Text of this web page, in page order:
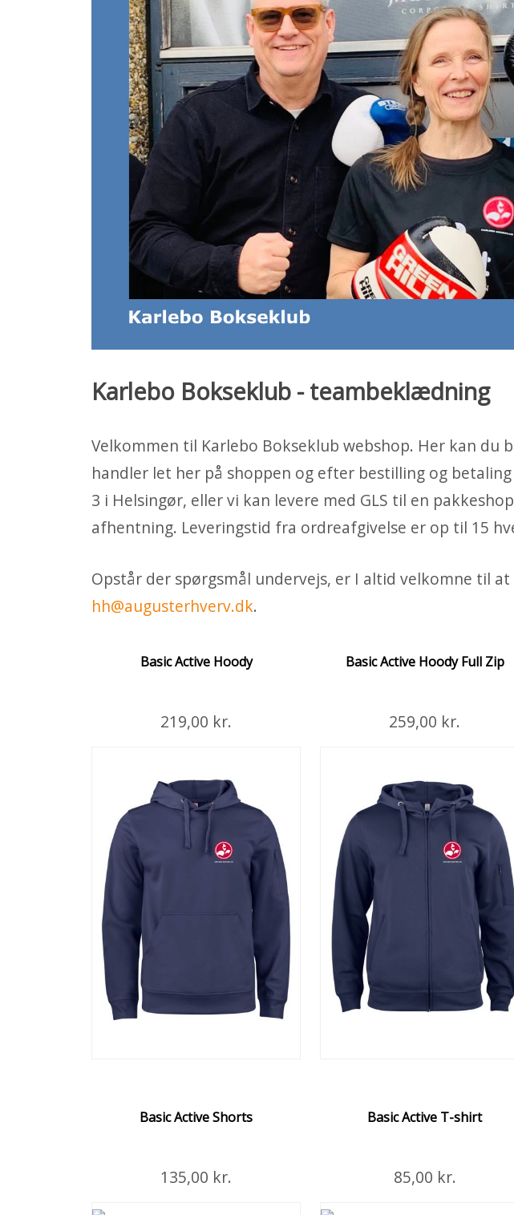
Karlebo Bokseklub - teambeklædning
Velkommen til Karlebo Bokseklub webshop. Her kan
handler let her på shoppen og efter bestilling og
3 i Helsingør, eller vi kan levere med GLS til en
afhentning. Leveringstid fra ordreafgivelse er op til 15
Opstår der spørgsmål undervejs, er I altid velkomne til
hh@augusterhverv.dk.
Basic Active Hoody
219,00 kr.
Læg i Kurven
Basic Active Hoody Full Zip
259,00 kr.
Læg i Kurven
Basic Active Shorts
135,00 kr.
Læg i Kurven
Basic Active T-shirt
85,00 kr.
Læg i Kurven